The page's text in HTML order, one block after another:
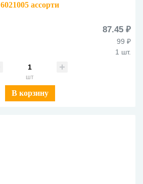
6021005 ассорти
87.45 ₽
99 ₽
1 шт.
шт
В корзину